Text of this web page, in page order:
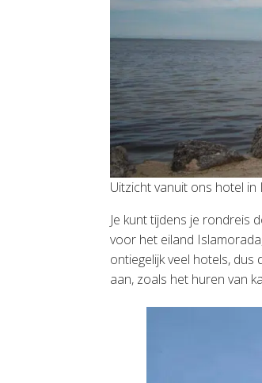
Uitzicht vanuit ons hotel in
Je kunt tijdens je rondreis
voor het eiland
ontiegelijk veel hotels,
aan, zoals het huren van